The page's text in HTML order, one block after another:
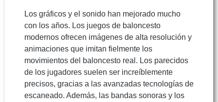
Los gráficos y el sonido han mejorado mucho
con los años. Los juegos de baloncesto
modernos ofrecen imágenes de alta resolución y
animaciones que imitan fielmente los
movimientos del baloncesto real. Los parecidos
de los jugadores suelen ser increíblemente
precisos, gracias a las avanzadas tecnologías de
escaneado. Además, las bandas sonoras y los